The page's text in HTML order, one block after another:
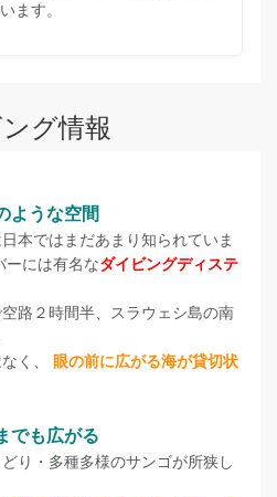
ます。
グ情報
ような空間
本ではまだあまり知られていま
ーには有名なダイビングディステ
路２時間半、スラウェシ島の南
く、
眼の前に広がる海が貸切状
でも広がる
り・多種多様のサンゴが所狭し